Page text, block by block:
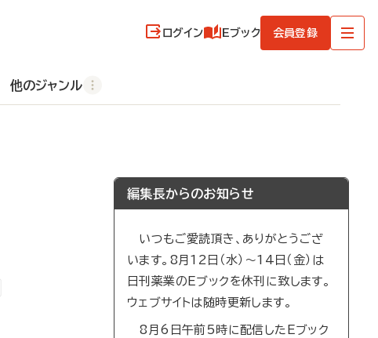
ログイン Eブック 会員登録
他のジャンル
編集長からのお知らせ
いつもご愛読頂き、ありがとうござ
います。8月12日（水）～14日（金）は
日刊薬業のEブックを休刊に致します。
ウェブサイトは随時更新します。
8月6日午前5時に配信したEブック